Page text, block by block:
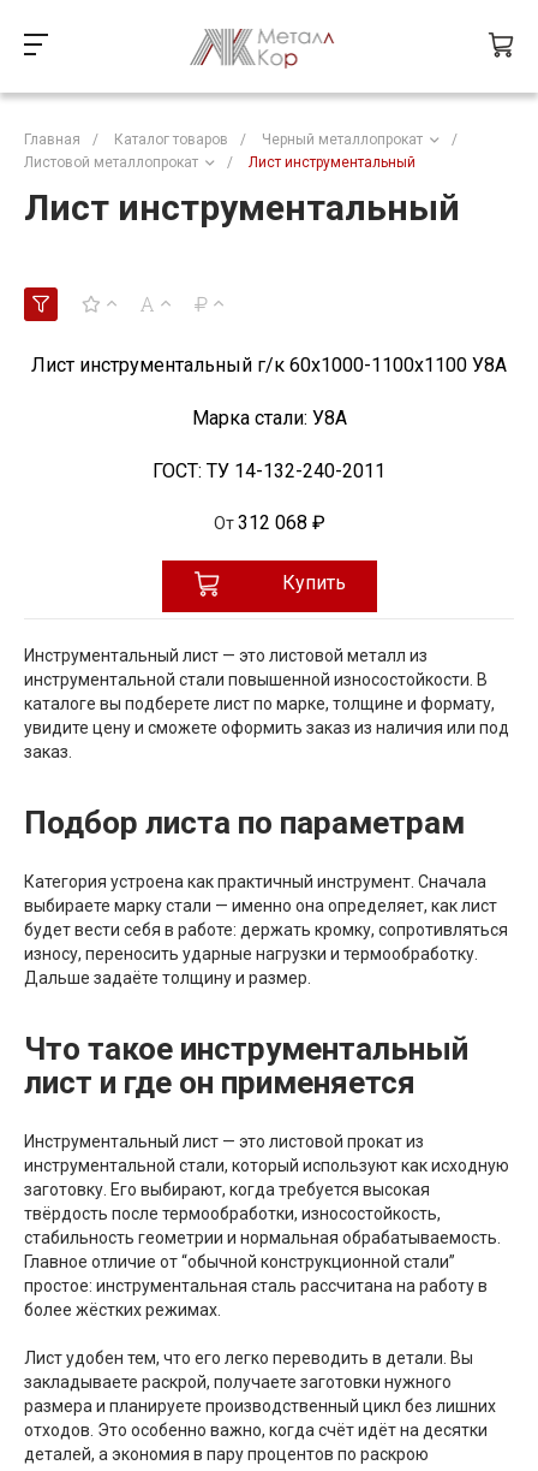
Главная / Каталог товаров / Черный металлопрокат
/
Листовой металлопрокат
/ Лист инструментальный
Лист инструментальный
Лист инструментальный г/к 60x1000-1100х1100 У8А
Марка стали: У8А
ГОСТ: ТУ 14-132-240-2011
От 312 068 ₽
Купить
Инструментальный лист — это листовой металл из
инструментальной стали повышенной износостойкости. В
каталоге вы подберете лист по марке, толщине и формату,
увидите цену и сможете оформить заказ из наличия или под
заказ.
Подбор листа по параметрам
Категория устроена как практичный инструмент. Сначала
выбираете марку стали — именно она определяет, как лист
будет вести себя в работе: держать кромку, сопротивляться
износу, переносить ударные нагрузки и термообработку.
Дальше задаёте толщину и размер.
Что такое инструментальный
лист и где он применяется
Инструментальный лист — это листовой прокат из
инструментальной стали, который используют как исходную
заготовку. Его выбирают, когда требуется высокая
твёрдость после термообработки, износостойкость,
стабильность геометрии и нормальная обрабатываемость.
Главное отличие от “обычной конструкционной стали”
простое: инструментальная сталь рассчитана на работу в
более жёстких режимах.
Лист удобен тем, что его легко переводить в детали. Вы
закладываете раскрой, получаете заготовки нужного
размера и планируете производственный цикл без лишних
отходов. Это особенно важно, когда счёт идёт на десятки
деталей, а экономия в пару процентов по раскрою